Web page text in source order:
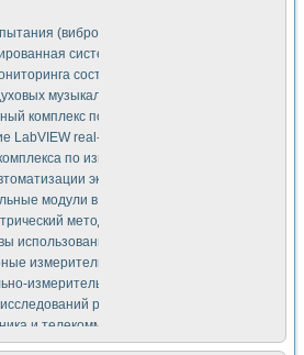
(виброакустика, тензометрия и т.п.)
система измерения параметров
состояния тяговых
музыкальных инструментов
комплекс по исследованию элементной
LabVIEW real-time module для
по измерению скорости подвижного
экспериментальных
модули в стандарте Nl SCXI для
метод в дефектоскопии сварных
использования машинного зрения в
измерительные системы для
измерительный комплекс аппаратуры для
рабочих процессов ДВС в
и телекоммуникации
радиолиний систем передачи данных